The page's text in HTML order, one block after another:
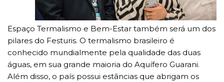
Espaço Termalismo e Bem-Estar também será um dos
pilares do Festuris. O termalismo brasileiro é
conhecido mundialmente pela qualidade das duas
águas, em sua grande maioria do Aquífero Guarani.
Além disso, o país possui estâncias que abrigam os